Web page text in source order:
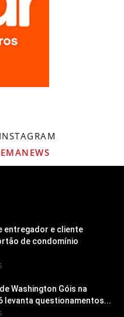
entregador e cliente
de condomínio
Washington Góis na
levanta questionamentos...